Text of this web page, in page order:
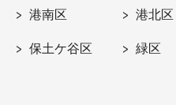
港南区 港北区
保土ケ谷区 緑区